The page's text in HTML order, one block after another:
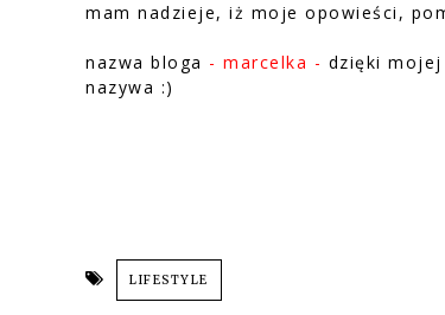
mam nadzieje, iż moje opowieści,
nazwa bloga - marcelka - dzięki mojej
nazywa :)
LIFESTYLE